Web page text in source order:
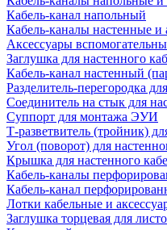
Кабель-канал напольный
Кабель-каналы настенные и
Аксессуары
Заглушка для настенного
Кабель-канал настенный
Разделитель-перегородка
Соединитель на стык для
Суппорт для монтажа ЭУИ
Т-разветвитель (тройник)
Угол (поворот) для
Крышка для настенного
Кабель-каналы
Кабель-канал
Лотки кабельные и
Заглушка торцевая для